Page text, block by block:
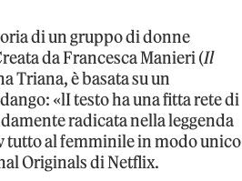
di un gruppo di donne
da Francesca Manieri (Il
Triana, è basata su un
«lI testo ha una fitta rete di
radicata nella leggenda
tutto al femminile in modo unico
Originals di Netflix.